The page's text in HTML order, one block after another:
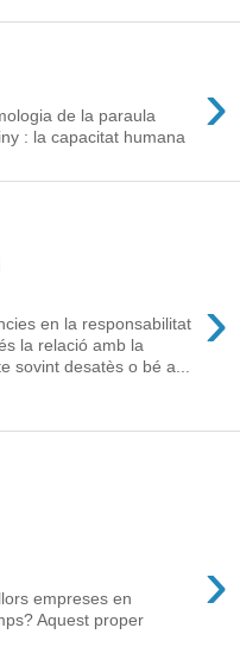
›
de la paraula
: la capacitat humana
›
en la responsabilitat
la relació amb la
sovint desatès o bé a...
›
empreses en
Aquest proper